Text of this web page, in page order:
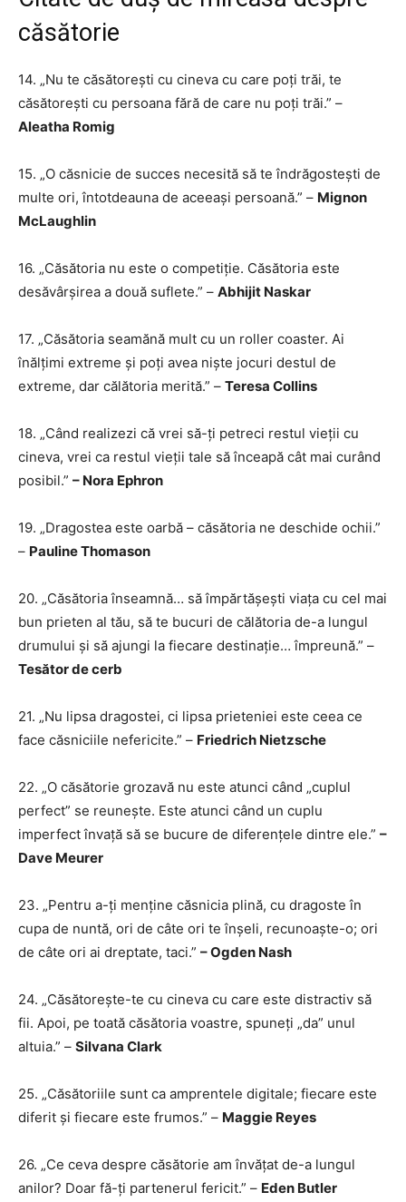
căsătorie
14. „Nu te căsătorești cu cineva cu care poți trăi, te
căsătorești cu persoana fără de care nu poți trăi.” –
Aleatha Romig
15. „O căsnicie de succes necesită să te îndrăgostești de
multe ori, întotdeauna de aceeași persoană.” – Mignon
McLaughlin
16. „Căsătoria nu este o competiție. Căsătoria este
desăvârșirea a două suflete.” – Abhijit Naskar
17. „Căsătoria seamănă mult cu un roller coaster. Ai
înălțimi extreme și poți avea niște jocuri destul de
extreme, dar călătoria merită.” – Teresa Collins
18. „Când realizezi că vrei să-ți petreci restul vieții cu
cineva, vrei ca restul vieții tale să înceapă cât mai curând
posibil.” – Nora Ephron
19. „Dragostea este oarbă – căsătoria ne deschide ochii.”
– Pauline Thomason
20. „Căsătoria înseamnă… să împărtășești viața cu cel mai
bun prieten al tău, să te bucuri de călătoria de-a lungul
drumului și să ajungi la fiecare destinație… împreună.” –
Tesător de cerb
21. „Nu lipsa dragostei, ci lipsa prieteniei este ceea ce
face căsniciile nefericite.” – Friedrich Nietzsche
22. „O căsătorie grozavă nu este atunci când „cuplul
perfect” se reunește. Este atunci când un cuplu
imperfect învață să se bucure de diferențele dintre ele.” –
Dave Meurer
23. „Pentru a-ți menține căsnicia plină, cu dragoste în
cupa de nuntă, ori de câte ori te înșeli, recunoaște-o; ori
de câte ori ai dreptate, taci.” – Ogden Nash
24. „Căsătorește-te cu cineva cu care este distractiv să
fii. Apoi, pe toată căsătoria voastre, spuneți „da” unul
altuia.” – Silvana Clark
25. „Căsătoriile sunt ca amprentele digitale; fiecare este
diferit și fiecare este frumos.” – Maggie Reyes
26. „Ce ceva despre căsătorie am învățat de-a lungul
anilor? Doar fă-ți partenerul fericit.” – Eden Butler